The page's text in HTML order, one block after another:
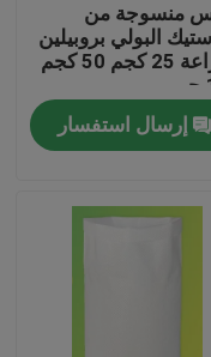
منسوجة من
البولي بروبيلين
للزراعة 25 كجم 50 كجم
إرسال استفسار